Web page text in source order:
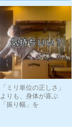
「ミリ単位の正しさ」
よりも、身体が喜ぶ
「振り幅」を